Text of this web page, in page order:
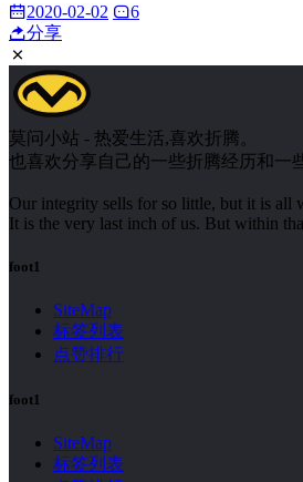
2020-02-02
6
分享
莫问小站 - 热爱生活,喜欢折腾。
也喜欢分享自己的一些折腾经历和一
Our integrity sells for so little, but it is all
It is the very last inch of us. But within
foot1
SiteMap
标签列表
点赞排行
foot1
SiteMap
标签列表